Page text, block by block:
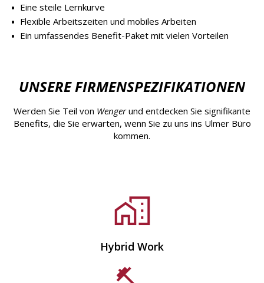
Eine steile Lernkurve
Flexible Arbeitszeiten und mobiles Arbeiten
Ein umfassendes Benefit-Paket mit vielen Vorteilen
UNSERE FIRMENSPEZIFIKATIONEN
Werden Sie Teil von Wengerund entdecken Sie signifikante
Benefits, die Sie erwarten, wenn Sie zu uns ins Ulmer Büro
kommen.
Hybrid Work